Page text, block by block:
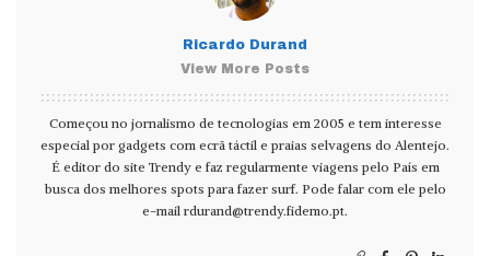
Ricardo Durand
View More Posts
Começou no jornalismo de tecnologias em 2005 e tem interesse
especial por gadgets com ecrã táctil e praias selvagens do Alentejo.
É editor do site Trendy e faz regularmente viagens pelo País em
busca dos melhores spots para fazer surf. Pode falar com ele pelo
e-mail rdurand@trendy.fidemo.pt.